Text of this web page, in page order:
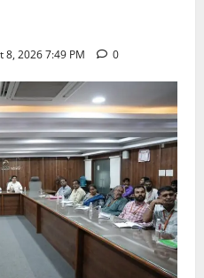
8, 2026 7:49 PM 0